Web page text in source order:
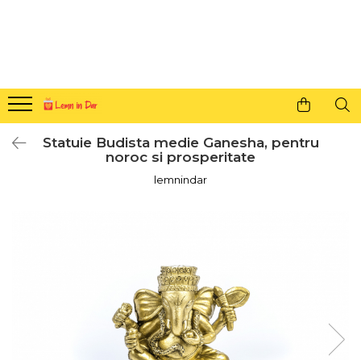
Agende din lemn
Agende 10x10
Semne de carte
Magneti de Craciun
Statuie Budista medie Ganesha, pentru
noroc si prosperitate
lemnindar